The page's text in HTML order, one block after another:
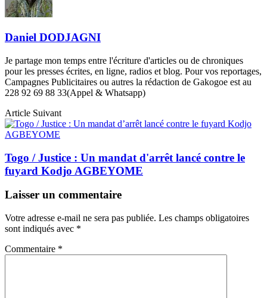
Daniel DODJAGNI
Je partage mon temps entre l'écriture d'articles ou de chroniques
pour les presses écrites, en ligne, radios et blog. Pour vos reportages,
Campagnes Publicitaires ou autres la rédaction de Gakogoe est au
228 92 69 88 33(Appel & Whatsapp)
Article Suivant
Togo / Justice : Un mandat d'arrêt lancé contre le
fuyard Kodjo AGBEYOME
Laisser un commentaire
Votre adresse e-mail ne sera pas publiée. Les champs obligatoires
sont indiqués avec *
Commentaire *